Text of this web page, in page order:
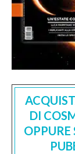
DI
OPPURE